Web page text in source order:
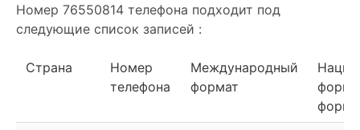
Номер 76550814 телефона подходит под
следующие список записей :
Страна
Номер
телефона
Международный
формат